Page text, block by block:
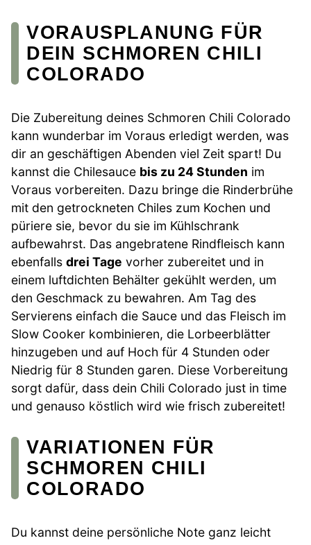
VORAUSPLANUNG FÜR
DEIN SCHMOREN CHILI
COLORADO
Die Zubereitung deines Schmoren Chili Colorado
kann wunderbar im Voraus erledigt werden, was
dir an geschäftigen Abenden viel Zeit spart! Du
kannst die Chilesauce bis zu 24 Stunden im
Voraus vorbereiten. Dazu bringe die Rinderbrühe
mit den getrockneten Chiles zum Kochen und
püriere sie, bevor du sie im Kühlschrank
aufbewahrst. Das angebratene Rindfleisch kann
ebenfalls drei Tage vorher zubereitet und in
einem luftdichten Behälter gekühlt werden, um
den Geschmack zu bewahren. Am Tag des
Servierens einfach die Sauce und das Fleisch im
Slow Cooker kombinieren, die Lorbeerblätter
hinzugeben und auf Hoch für 4 Stunden oder
Niedrig für 8 Stunden garen. Diese Vorbereitung
sorgt dafür, dass dein Chili Colorado just in time
und genauso köstlich wird wie frisch zubereitet!
VARIATIONEN FÜR
SCHMOREN CHILI
COLORADO
Du kannst deine persönliche Note ganz leicht